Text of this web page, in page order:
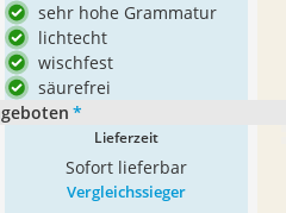
sehr hohe Grammatur
lichtecht
wischfest
säurefrei
*
Lieferzeit
Sofort lieferbar
Vergleichssieger